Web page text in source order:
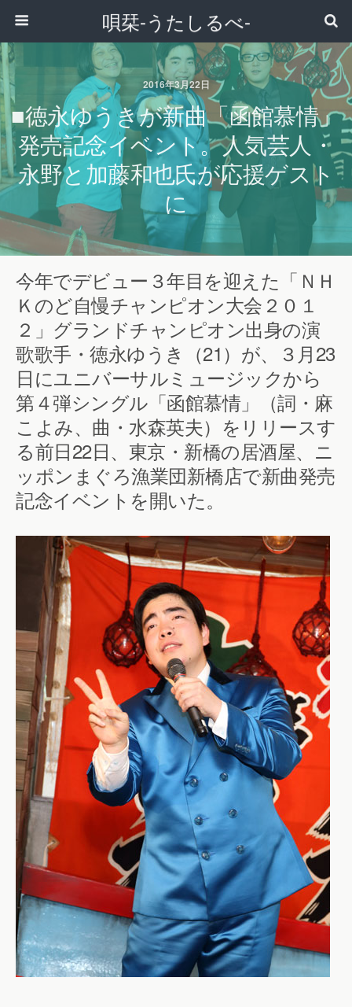
唄栞-うたしるべ-
2016年3月22日
■徳永ゆうきが新曲「函館慕情」
発売記念イベント。人気芸人・
永野と加藤和也氏が応援ゲスト
に
今年でデビュー３年目を迎えた「ＮＨ
Ｋのど自慢チャンピオン大会２０１
２」グランドチャンピオン出身の演
歌歌手・徳永ゆうき（21）が、３月23
日にユニバーサルミュージックから
第４弾シングル「函館慕情」（詞・麻
こよみ、曲・水森英夫）をリリースす
る前日22日、東京・新橋の居酒屋、ニ
ッポンまぐろ漁業団新橋店で新曲発売
記念イベントを開いた。